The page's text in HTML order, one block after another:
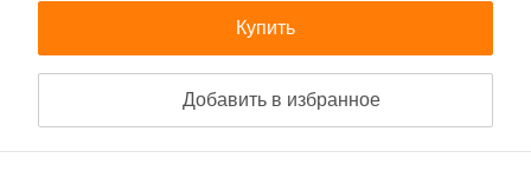
Купить
Добавить в избранное